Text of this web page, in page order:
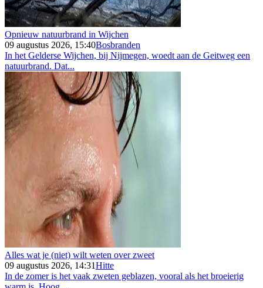
Opnieuw natuurbrand in Wijchen
09 augustus 2026, 15:40Bosbranden
In het Gelderse Wijchen, bij Nijmegen, woedt aan de Geitweg een
natuurbrand. Dat...
Alles wat je (niet) wilt weten over zweet
09 augustus 2026, 14:31Hitte
In de zomer is het vaak zweten geblazen, vooral als het broeierig